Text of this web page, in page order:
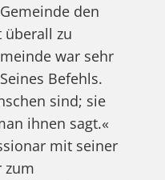
den
überall zu
war sehr
Befehls.
sind; sie
ihnen sagt.«
mit seiner
zum